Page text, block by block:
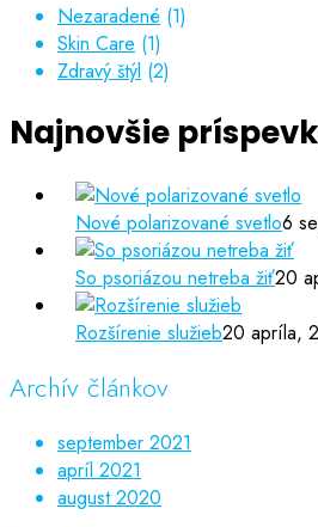
Nezaradené (1)
Skin Care (1)
Zdravý štýl (2)
Najnovšie
Nové polarizované svetlo6
So psoriázou netreba žiť20
Rozšírenie služieb20 apríla,
Archív článkov
september 2021
apríl 2021
august 2020